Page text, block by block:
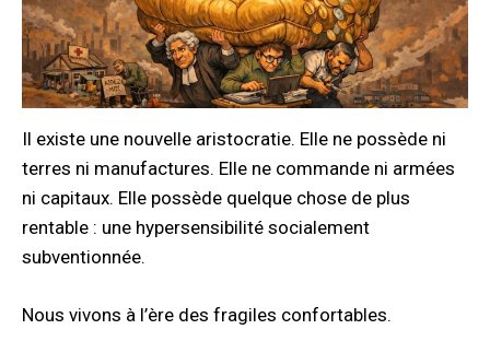
Il existe une nouvelle aristocratie. Elle ne possède ni
terres ni manufactures. Elle ne commande ni armées
ni capitaux. Elle possède quelque chose de plus
rentable : une hypersensibilité socialement
subventionnée.
Nous vivons à l’ère des fragiles confortables.